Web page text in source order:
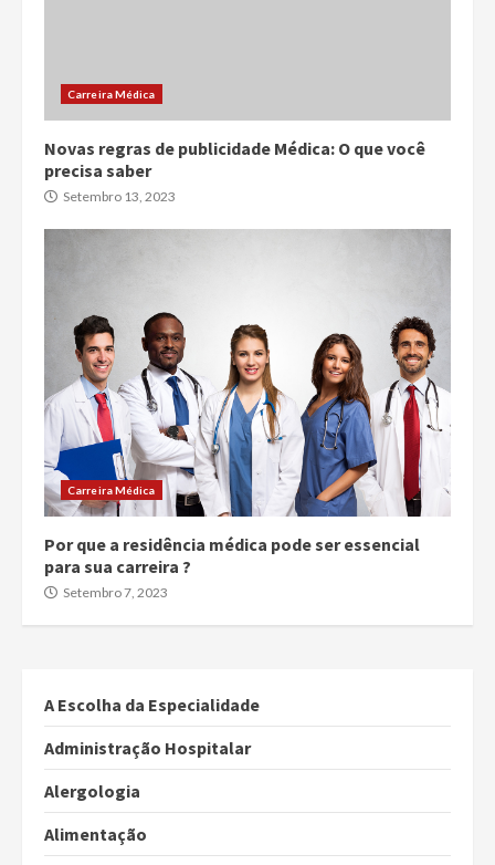
Carreira Médica
Novas regras de publicidade Médica: O que você
precisa saber
Setembro 13, 2023
Carreira Médica
Por que a residência médica pode ser essencial
para sua carreira ?
Setembro 7, 2023
A Escolha da Especialidade
Administração Hospitalar
Alergologia
Alimentação